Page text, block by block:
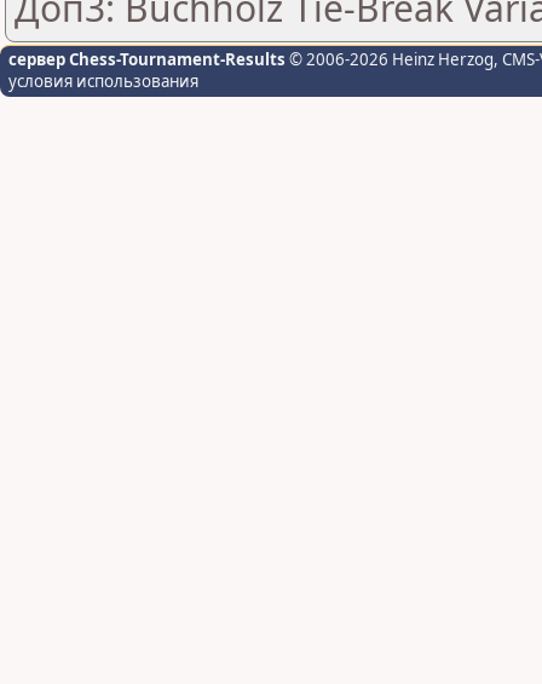
сервер Chess-Tournament-Results © 2006-2026 Heinz Herzog,
условия использования